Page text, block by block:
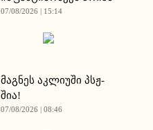
07/08/2026 | 15:14
მაგნეს აკლიუში პსჟ-
შია!
07/08/2026 | 08:46